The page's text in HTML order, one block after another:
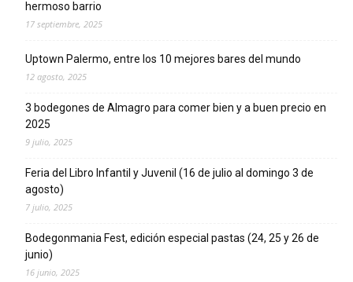
hermoso barrio
17 septiembre, 2025
Uptown Palermo, entre los 10 mejores bares del mundo
12 agosto, 2025
3 bodegones de Almagro para comer bien y a buen precio en
2025
9 julio, 2025
Feria del Libro Infantil y Juvenil (16 de julio al domingo 3 de
agosto)
7 julio, 2025
Bodegonmania Fest, edición especial pastas (24, 25 y 26 de
junio)
16 junio, 2025